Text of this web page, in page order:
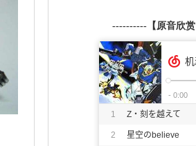
---------- 【原音欣赏